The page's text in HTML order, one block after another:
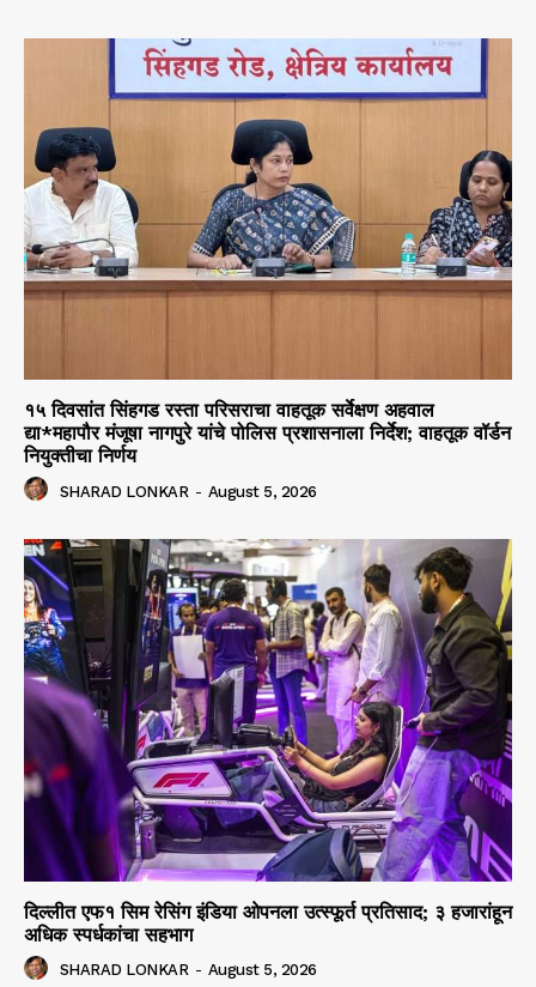
१५ दिवसांत सिंहगड रस्ता परिसराचा वाहतूक सर्वेक्षण अहवाल
द्या*महापौर मंजूषा नागपुरे यांचे पोलिस प्रशासनाला निर्देश; वाहतूक वॉर्डन
नियुक्तीचा निर्णय
SHARAD LONKAR - August 5, 2026
दिल्लीत एफ१ सिम रेसिंग इंडिया ओपनला उत्स्फूर्त प्रतिसाद; ३ हजारांहून
अधिक स्पर्धकांचा सहभाग
SHARAD LONKAR - August 5, 2026